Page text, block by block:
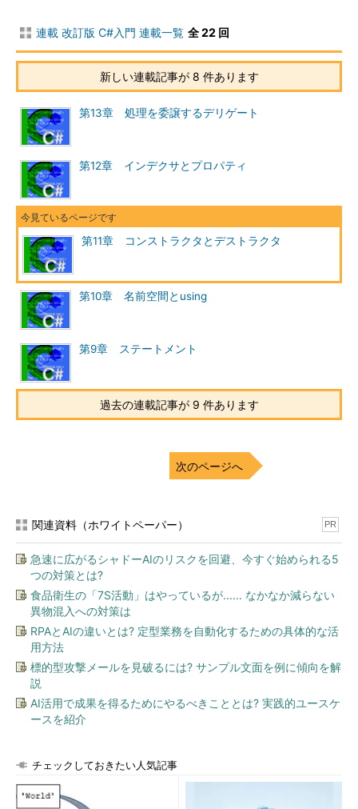
連載 改訂版 C#入門 連載一覧 全 22 回
新しい連載記事が 8 件あります
第13章 処理を委譲するデリゲート
第12章 インデクサとプロパティ
第11章 コンストラクタとデストラクタ
第10章 名前空間とusing
第9章 ステートメント
過去の連載記事が 9 件あります
次のページへ
関連資料（ホワイトペーパー） PR
急速に広がるシャドーAIのリスクを回避、今すぐ始められる5
つの対策とは?
食品衛生の「7S活動」はやっているが...... なかなか減らない
異物混入への対策は
RPAとAIの違いとは? 定型業務を自動化するための具体的な活
用方法
標的型攻撃メールを見破るには? サンプル文面を例に傾向を解
説
AI活用で成果を得るためにやるべきこととは? 実践的ユースケ
ースを紹介
チェックしておきたい人気記事